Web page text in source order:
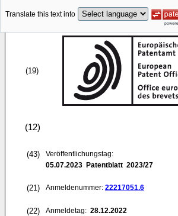
Translate this text into
(19)
(12)
(43)
Veröffentlichungstag:
05.07.2023 Patentblatt 2023/27
(21) Anmeldenummer: 22217051.6
(22) Anmeldetag: 28.12.2022